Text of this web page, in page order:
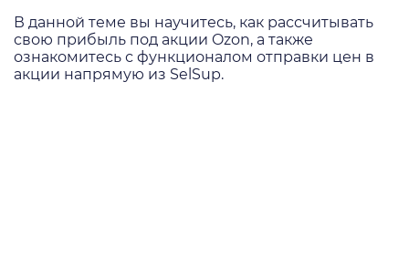
В данной теме вы научитесь, как рассчитывать
свою прибыль под акции Ozon, а также
ознакомитесь с функционалом отправки цен в
акции напрямую из SelSup.